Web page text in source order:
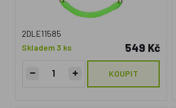
2DLE11585
Skladem 3 ks
549 Kč
KOUPIT